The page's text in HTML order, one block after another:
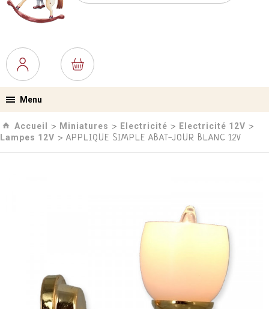
Menu
Accueil › Miniatures › Electricité › Electricité 12V ›
Lampes 12V › APPLIQUE SIMPLE ABAT-JOUR BLANC 12V